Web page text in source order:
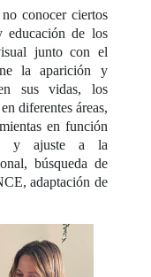
conocer ciertos
educación de los
junto con el
la aparición y
sus vidas, los
diferentes áreas,
en función
y ajuste a la
búsqueda de
adaptación de